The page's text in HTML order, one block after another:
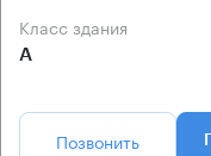
Класс здания
А
Позвонить